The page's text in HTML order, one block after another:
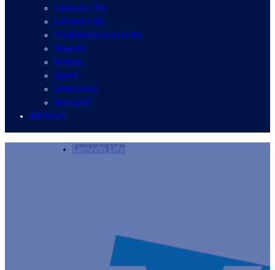
Lanuvio Life
Lariano Life
Giulianello/Cori Life
Mondo
Scuola
Sport
Videoteca
Annunci
Archivio
Lanuvio Life